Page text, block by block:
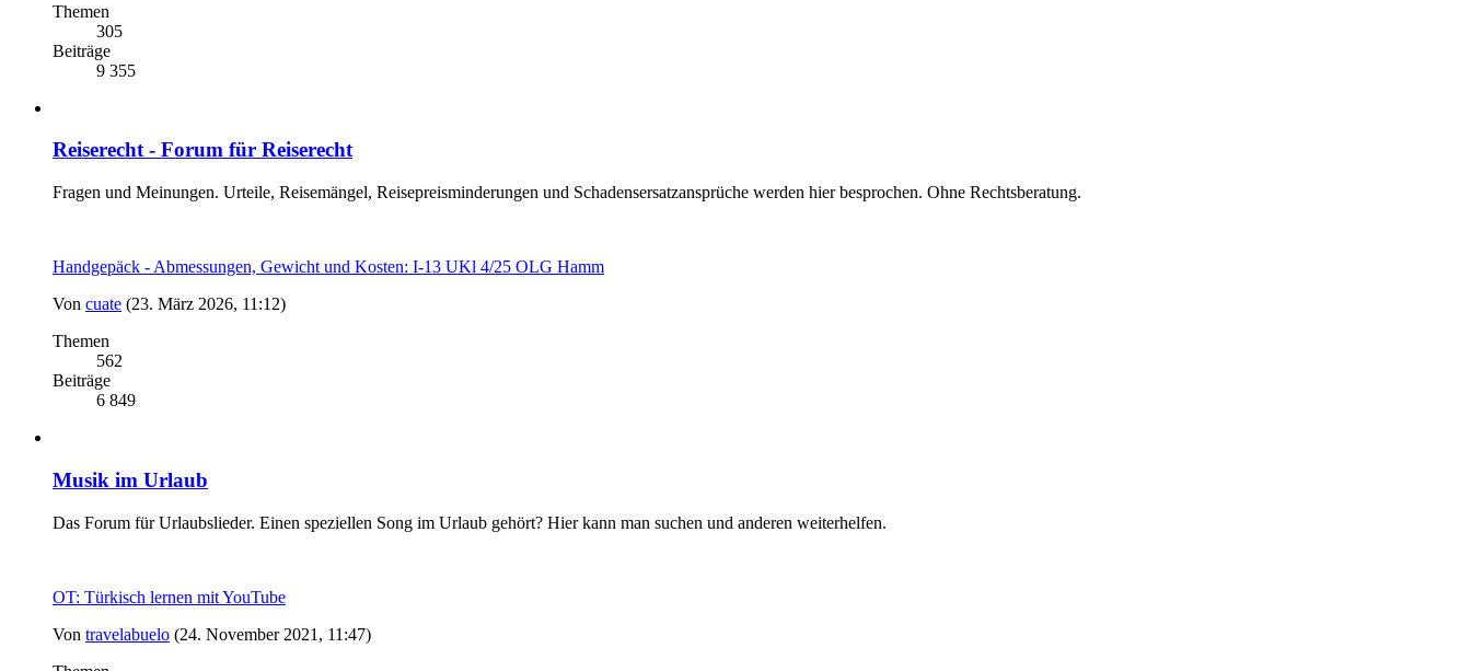
Themen
305
Beiträge
9 355
Reiserecht - Forum für Reiserecht
Fragen und Meinungen. Urteile, Reisemängel, Reisepreisminderungen und Schadensersatzansprüche werden hier besprochen. Ohne Rechtsberatung.
Handgepäck - Abmessungen, Gewicht und Kosten: I-13 UKl 4/25 OLG Hamm
Von cuate (23. März 2026, 11:12)
Themen
562
Beiträge
6 849
Musik im Urlaub
Das Forum für Urlaubslieder. Einen speziellen Song im Urlaub gehört? Hier kann man suchen und anderen weiterhelfen.
OT: Türkisch lernen mit YouTube
Von travelabuelo (24. November 2021, 11:47)